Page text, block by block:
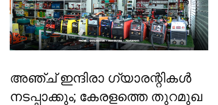
അഞ്ച് ഇന്ദിരാ ഗ്യാരന്റികള്‍
നടപ്പാക്കും; കേരളത്തെ തുറമുഖ